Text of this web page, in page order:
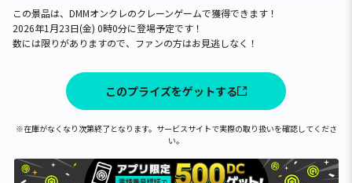
この景品は、DMMオンクレのクレーンゲームで獲得できます！
2026年1月23日(金) 0時0分に登場予定です！
数には限りがありますので、ファンの方はお見逃しなく！
このプライズをゲットする
※在庫がなくなり次第終了となります。サービスサイトで実際の取り扱いを確認してくださ
い。